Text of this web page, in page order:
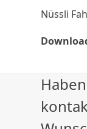
Nüssli